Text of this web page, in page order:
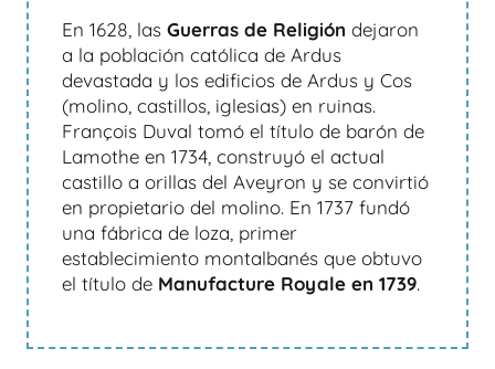
En 1628, las Guerras de Religión dejaron
a la población católica de Ardus
devastada y los edificios de Ardus y Cos
(molino, castillos, iglesias) en ruinas.
François Duval tomó el título de barón de
Lamothe en 1734, construyó el actual
castillo a orillas del Aveyron y se convirtió
en propietario del molino. En 1737 fundó
una fábrica de loza, primer
establecimiento montalbanés que obtuvo
el título de Manufacture Royale en 1739.